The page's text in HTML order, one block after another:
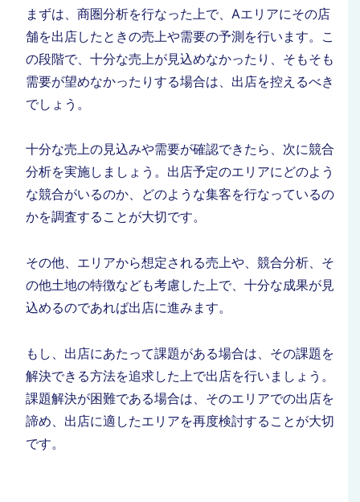
まずは、商圏分析を行なった上で、Aエリアにその店
舗を出店したときの売上や需要の予測を行います。こ
の段階で、十分な売上が見込めなかったり、そもそも
需要が望めなかったりする場合は、出店を控えるべき
でしょう。
十分な売上の見込みや需要が確認できたら、次に競合
分析を実施しましょう。出店予定のエリアにどのよう
な競合がいるのか、どのような集客を行なっているの
かを調査することが大切です。
その他、エリアから想定される売上や、競合分析、そ
の他土地の特徴なども考慮した上で、十分な成果が見
込めるのであれば出店に進みます。
もし、出店にあたって課題がある場合は、その課題を
解決できる方法を追求した上で出店を行いましょう。
課題解決が困難である場合は、そのエリアでの出店を
諦め、出店に適したエリアを再度検討することが大切
です。